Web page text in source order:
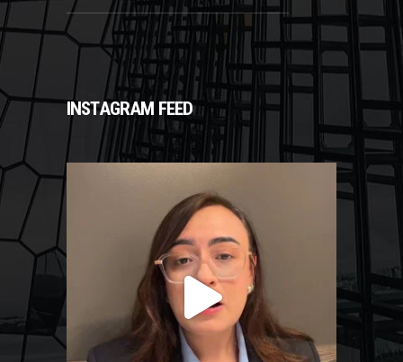
INSTAGRAM FEED